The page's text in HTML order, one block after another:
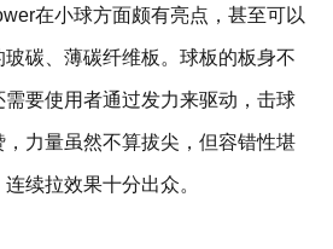
在小球方面颇有亮点，甚至可以
碳、薄碳纤维板。球板的板身不
要使用者通过发力来驱动，击球
力量虽然不算拔尖，但容错性堪
续拉效果十分出众。